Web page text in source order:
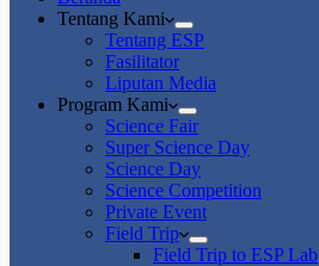
Tentang Kami
Tentang ESP
Fasilitator
Liputan Media
Program Kami
Science Fair
Super Science Day
Science Day
Science Competition
Private Event
Field Trip
Field Trip to ESP Lab